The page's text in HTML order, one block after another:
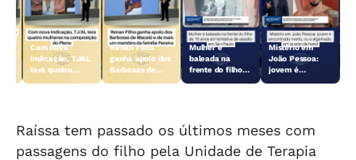
Com nova
indicação, TJAL
terá quatro
Renan Filho
ganha apoio dos
Barbosas de
Mulher é
baleada na
frente do filho
Mistério em
João Pessoa:
jovem é
Raíssa tem passado os últimos meses com
passagens do filho pela Unidade de Terapia